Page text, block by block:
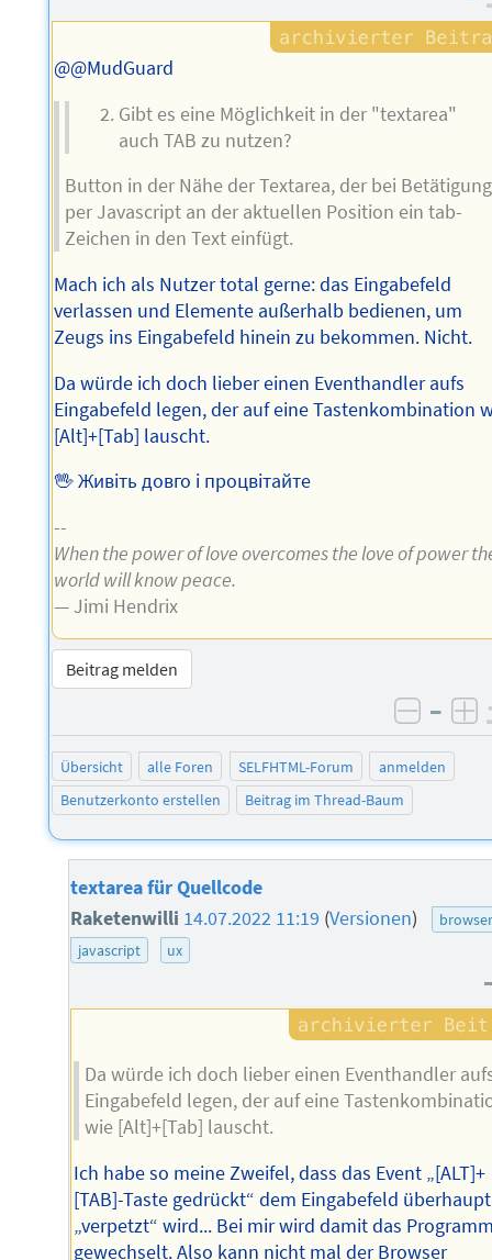
@@MudGuard
Gibt es eine Möglichkeit in der "textarea"
auch TAB zu nutzen?
Button in der Nähe der Textarea, der bei Betätigung
per Javascript an der aktuellen Position ein tab-
Zeichen in den Text einfügt.
Mach ich als Nutzer total gerne: das Eingabefeld
verlassen und Elemente außerhalb bedienen, um
Zeugs ins Eingabefeld hinein zu bekommen. Nicht.
Da würde ich doch lieber einen Eventhandler aufs
Eingabefeld legen, der auf eine Tastenkombination
[Alt]+[Tab] lauscht.
🖖 Живіть довго і процвітайте
--
When the power of love overcomes the love of power
world will know peace.
— Jimi Hendrix
Beitrag melden
–
Übersicht alle Foren SELFHTML-Forum
anmelden
Benutzerkonto erstellen
Beitrag im Thread-Baum
textarea für Quellcode
Raketenwilli 14.07.2022 11:19 (Versionen)
browser
javascript
ux
Da würde ich doch lieber einen Eventhandler
Eingabefeld legen, der auf eine
wie [Alt]+[Tab] lauscht.
Ich habe so meine Zweifel, dass das Event „[ALT]+
[TAB]-Taste gedrückt“ dem Eingabefeld überhaupt
„verpetzt“ wird... Bei mir wird damit das
gewechselt. Also kann nicht mal der Browser